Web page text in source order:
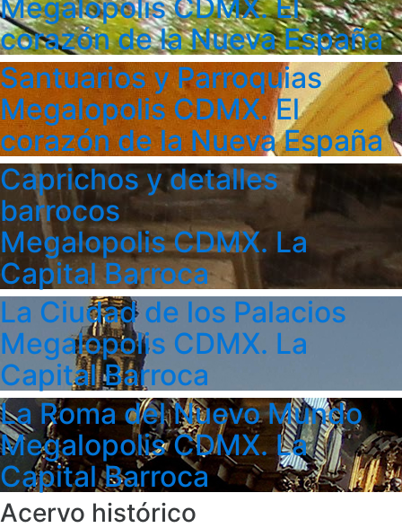
Megalopolis CDMX. El
corazón de la Nueva España
Santuarios y Parroquias
Megalopolis CDMX. El
corazón de la Nueva España
Caprichos y detalles
barrocos
Megalopolis CDMX. La
Capital Barroca
La Ciudad de los Palacios
Megalopolis CDMX. La
Capital Barroca
La Roma del Nuevo Mundo
Megalopolis CDMX. La
Capital Barroca
Acervo histórico